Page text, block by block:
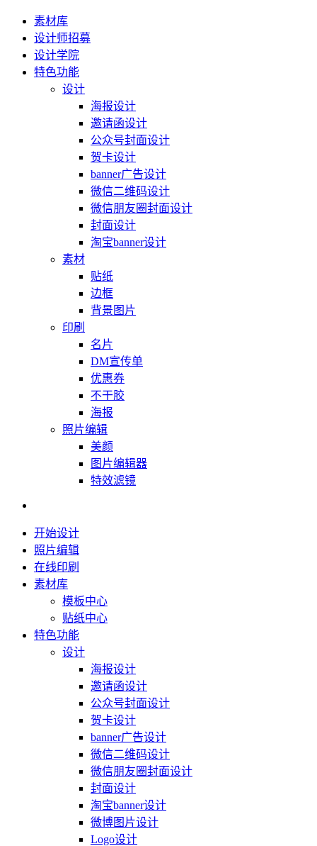
素材库
设计师招募
设计学院
特色功能
设计
海报设计
邀请函设计
公众号封面设计
贺卡设计
banner广告设计
微信二维码设计
微信朋友圈封面设计
封面设计
淘宝banner设计
素材
贴纸
边框
背景图片
印刷
名片
DM宣传单
优惠券
不干胶
海报
照片编辑
美颜
图片编辑器
特效滤镜
开始设计
照片编辑
在线印刷
素材库
模板中心
贴纸中心
特色功能
设计
海报设计
邀请函设计
公众号封面设计
贺卡设计
banner广告设计
微信二维码设计
微信朋友圈封面设计
封面设计
淘宝banner设计
微博图片设计
Logo设计